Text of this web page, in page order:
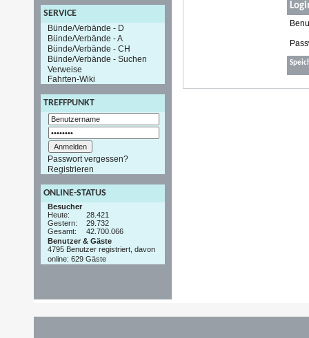
SERVICE
Bünde/Verbände - D
Bünde/Verbände - A
Bünde/Verbände - CH
Bünde/Verbände - Suchen
Verweise
Fahrten-Wiki
TREFFPUNKT
Passwort vergessen?
Registrieren
ONLINE-STATUS
Besucher
Heute:
28.421
Gestern:
29.732
Gesamt:
42.700.066
Benutzer & Gäste
4795 Benutzer registriert, davon
online: 629 Gäste